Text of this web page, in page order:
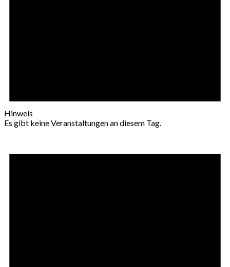
Hinweis
Es gibt keine Veranstaltungen an diesem Tag.